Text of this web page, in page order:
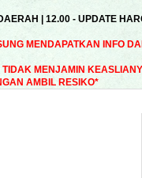
| 12.00 - UPDATE
MENDAPATKAN INFO
MENJAMIN
AMBIL RESIKO*